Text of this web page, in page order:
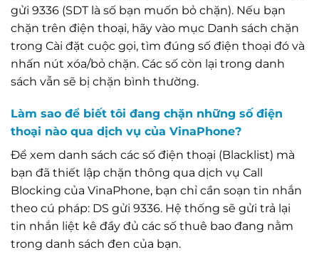
gửi 9336 (SDT là số bạn muốn bỏ chặn). Nếu bạn
chặn trên điện thoại, hãy vào mục Danh sách chặn
trong Cài đặt cuộc gọi, tìm đúng số điện thoại đó và
nhấn nút xóa/bỏ chặn. Các số còn lại trong danh
sách vẫn sẽ bị chặn bình thường.
Làm sao để biết tôi đang chặn những số điện
thoại nào qua dịch vụ của VinaPhone?
Để xem danh sách các số điện thoại (Blacklist) mà
bạn đã thiết lập chặn thông qua dịch vụ Call
Blocking của VinaPhone, bạn chỉ cần soạn tin nhắn
theo cú pháp: DS gửi 9336. Hệ thống sẽ gửi trả lại
tin nhắn liệt kê đầy đủ các số thuê bao đang nằm
trong danh sách đen của bạn.